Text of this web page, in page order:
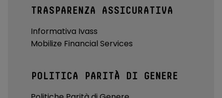
TRASPARENZA ASSICURATIVA
Informativa Ivass
Mobilize Financial Services
POLITICA PARITÀ DI GENERE